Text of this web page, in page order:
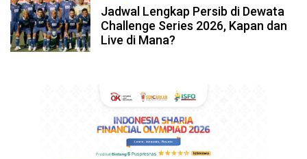
Jadwal Lengkap Persib di Dewata
Challenge Series 2026, Kapan dan
Live di Mana?